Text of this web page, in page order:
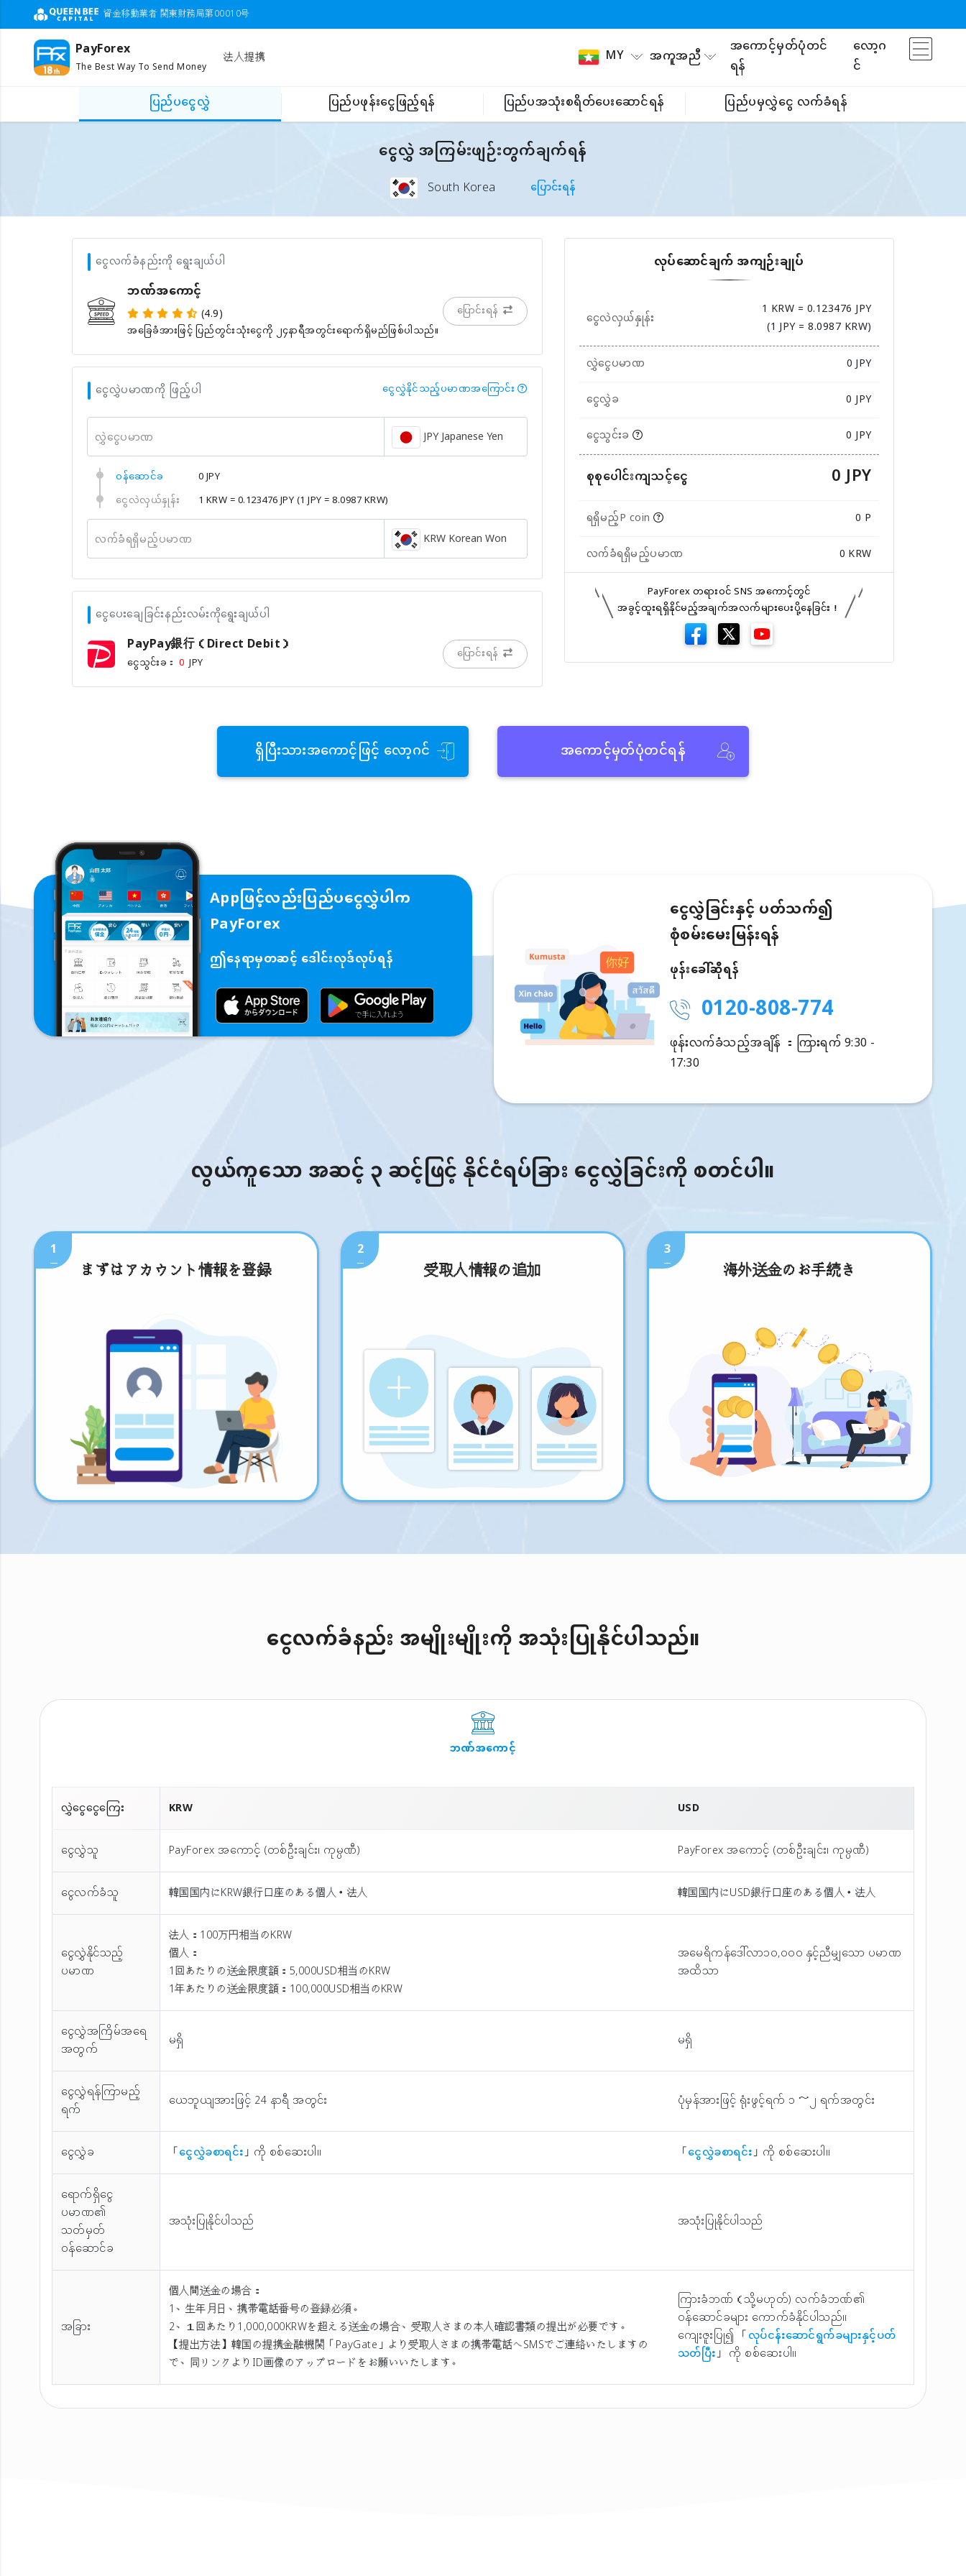
資金移動業者 関東財務局第00010号
PayForex
The Best Way To Send Money 法人提携 MY အကူအညီ
အကောင့်မှတ်ပုံတင်
ရန်
လော့ဂ
င်
ပြည်ပငွေလွှဲ
ပြည်ပဖုန်းငွေဖြည့်ရန် ပြည်ပအသုံးစရိတ်ပေးဆောင်ရန် ပြည်ပမှလွှဲငွေ လက်ခံရန်
ငွေလွှဲ အကြမ်းဖျဉ်းတွက်ချက်ရန်
South Korea ပြောင်းရန်
ငွေလက်ခံနည်းကို ရွေးချယ်ပါ
ဘဏ်အကောင့်
(4.9)
အခြေခံအားဖြင့် ပြည်တွင်းသုံးငွေကို ၂၄နာရီအတွင်းရောက်ရှိမည်ဖြစ်ပါသည်။
ပြောင်းရန်
ငွေလွှဲပမာဏကို ဖြည့်ပါ ငွေလွှဲနိုင်သည့်ပမာဏအကြောင်း
လွှဲငွေပမာဏ JPY Japanese Yen
၀န်ဆောင်ခ
0 JPY
ငွေလဲလှယ်နှုန်း
1 KRW = 0.123476 JPY(1 JPY = 8.0987 KRW)
လက်ခံရရှိမည့်ပမာဏ KRW Korean Won
ငွေပေးချေခြင်းနည်းလမ်းကိုရွေးချယ်ပါ
PayPay銀行（Direct Debit）
ငွေသွင်းခ： 0 JPY ပြောင်းရန်
လုပ်ဆောင်ချက် အကျဉ်းချုပ်
ငွေလဲလှယ်နှုန်း
1 KRW = 0.123476 JPY
(1 JPY = 8.0987 KRW)
လွှဲငွေပမာဏ
0JPY
ငွေလွှဲခ
0 JPY
ငွေသွင်းခ
0 JPY
စုစုပေါင်းကျသင့်ငွေ 0 JPY
ရရှိမည့်P coin
0 P
လက်ခံရရှိမည့်ပမာဏ
0KRW
PayForex တရားဝင် SNS အကောင့်တွင်
အခွင့်ထူးရရှိနိုင်မည့်အချက်အလက်များပေးပို့နေခြင်း！
ရှိပြီးသားအကောင့်ဖြင့် လော့ဂင် အကောင့်မှတ်ပုံတင်ရန်
Appဖြင့်လည်းပြည်ပငွေလွှဲပါက
PayForex
ဤနေရာမှတဆင့် ဒေါင်းလုဒ်လုပ်ရန်
ငွေလွှဲခြင်းနှင့် ပတ်သက်၍
စုံစမ်းမေးမြန်းရန်
ဖုန်းခေါ်ဆိုရန်
0120-808-774
ဖုန်းလက်ခံသည့်အချိန် ：ကြားရက် 9:30 -
17:30
လွယ်ကူသော အဆင့် ၃ ဆင့်ဖြင့် နိုင်ငံရပ်ခြား ငွေလွှဲခြင်းကို စတင်ပါ။
1
まずはアカウント情報を登録
2
受取人情報の追加
3
海外送金のお手続き
ငွေလက်ခံနည်း အမျိုးမျိုးကို အသုံးပြုနိုင်ပါသည်။
ဘဏ်အကောင့်
လွှဲငွေငွေကြေး KRW
USD
ငွေလွှဲသူ
PayForex အကောင့် (တစ်ဦးချင်း၊ ကုမ္ပဏီ)
PayForex အကောင့် (တစ်ဦးချင်း၊ ကုမ္ပဏီ)
ငွေလက်ခံသူ
韓国国内にKRW銀行口座のある個人・法人 韓国国内にUSD銀行口座のある個人・法人
ငွေလွှဲနိုင်သည့်
ပမာဏ
法人：100万円相当のKRW
個人：
1回あたりの送金限度額：5,000USD相当のKRW
1年あたりの送金限度額：100,000USD相当のKRW
အမေရိကန်ဒေါ်လာ၁၀,၀၀၀ နှင့်ညီမျှသော ပမာဏ
အထိသာ
ငွေလွှဲအကြိမ်အ‌ရေ
အတွက်
မရှိ မရှိ
ငွေလွှဲရန်ကြာမည့်
ရက်
ယေဘူယျအားဖြင့် 24 နာရီ အတွင်း ပုံမှန်အားဖြင့် ရုံးဖွင့်ရက် ၁ ～၂ ရက်အတွင်း
ငွေလွှဲခ 「ငွေလွှဲခစာရင်း」ကို စစ်ဆေးပါ။ 「ငွေလွှဲခစာရင်း」ကို စစ်ဆေးပါ။
ရောက်ရှိငွေ
ပမာဏ၏
သတ်မှတ်
ဝန်ဆောင်ခ
အသုံးပြုနိုင်ပါသည် အသုံးပြုနိုင်ပါသည်
အခြား
個人間送金の場合：
1、生年月日、携帯電話番号の登録必須。
2、１回あたり1,000,000KRWを超える送金の場合、受取人さまの本人確認書類の提出が必要です。
【提出方法】韓国の提携金融機関「PayGate」より受取人さまの携帯電話へSMSでご連絡いたしますの
で、同リンクよりID画像のアップロードをお願いいたします。
ကြားခံဘဏ်（သို့မဟုတ်) လက်ခံဘဏ်၏
ဝန်ဆောင်ခများ ကောက်ခံနိုင်ပါသည်။
ကျေးဇူးပြု၍ 「လုပ်ငန်းဆောင်ရွက်ခများနှင့်ပတ်
သတ်ပြီး」 ကို စစ်ဆေးပါ။